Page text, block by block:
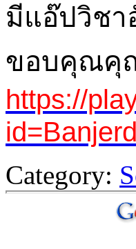
มีแอ๊ปวิชา
ขอบคุณคุ
https://
Category: